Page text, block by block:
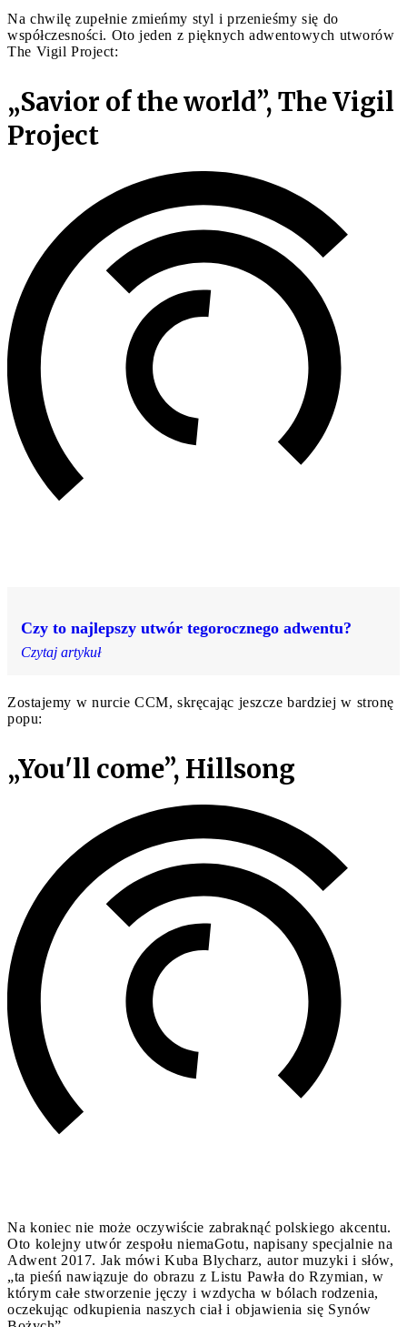
Na chwilę zupełnie zmieńmy styl i przenieśmy się do
współczesności. Oto jeden z pięknych adwentowych utworów
The Vigil Project:
„Savior of the world”, The Vigil
Project
Czy to najlepszy utwór tegorocznego adwentu?
Czytaj artykuł
Zostajemy w nurcie CCM, skręcając jeszcze bardziej w stronę
popu:
„You'll come”, Hillsong
Na koniec nie może oczywiście zabraknąć polskiego akcentu.
Oto kolejny utwór zespołu niemaGotu, napisany specjalnie na
Adwent 2017. Jak mówi Kuba Blycharz, autor muzyki i słów,
„ta pieśń nawiązuje do obrazu z Listu Pawła do Rzymian, w
którym całe stworzenie jęczy i wzdycha w bólach rodzenia,
oczekując odkupienia naszych ciał i objawienia się Synów